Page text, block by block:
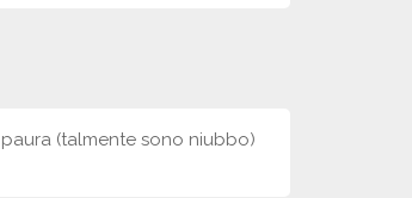
(talmente sono niubbo)